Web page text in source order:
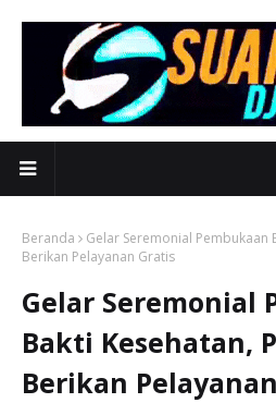
Beranda
Gelar Seremonial Pembukaan
Berikan Pelayanan Gratis
Gelar Seremonial
Bakti Kesehatan,
Berikan